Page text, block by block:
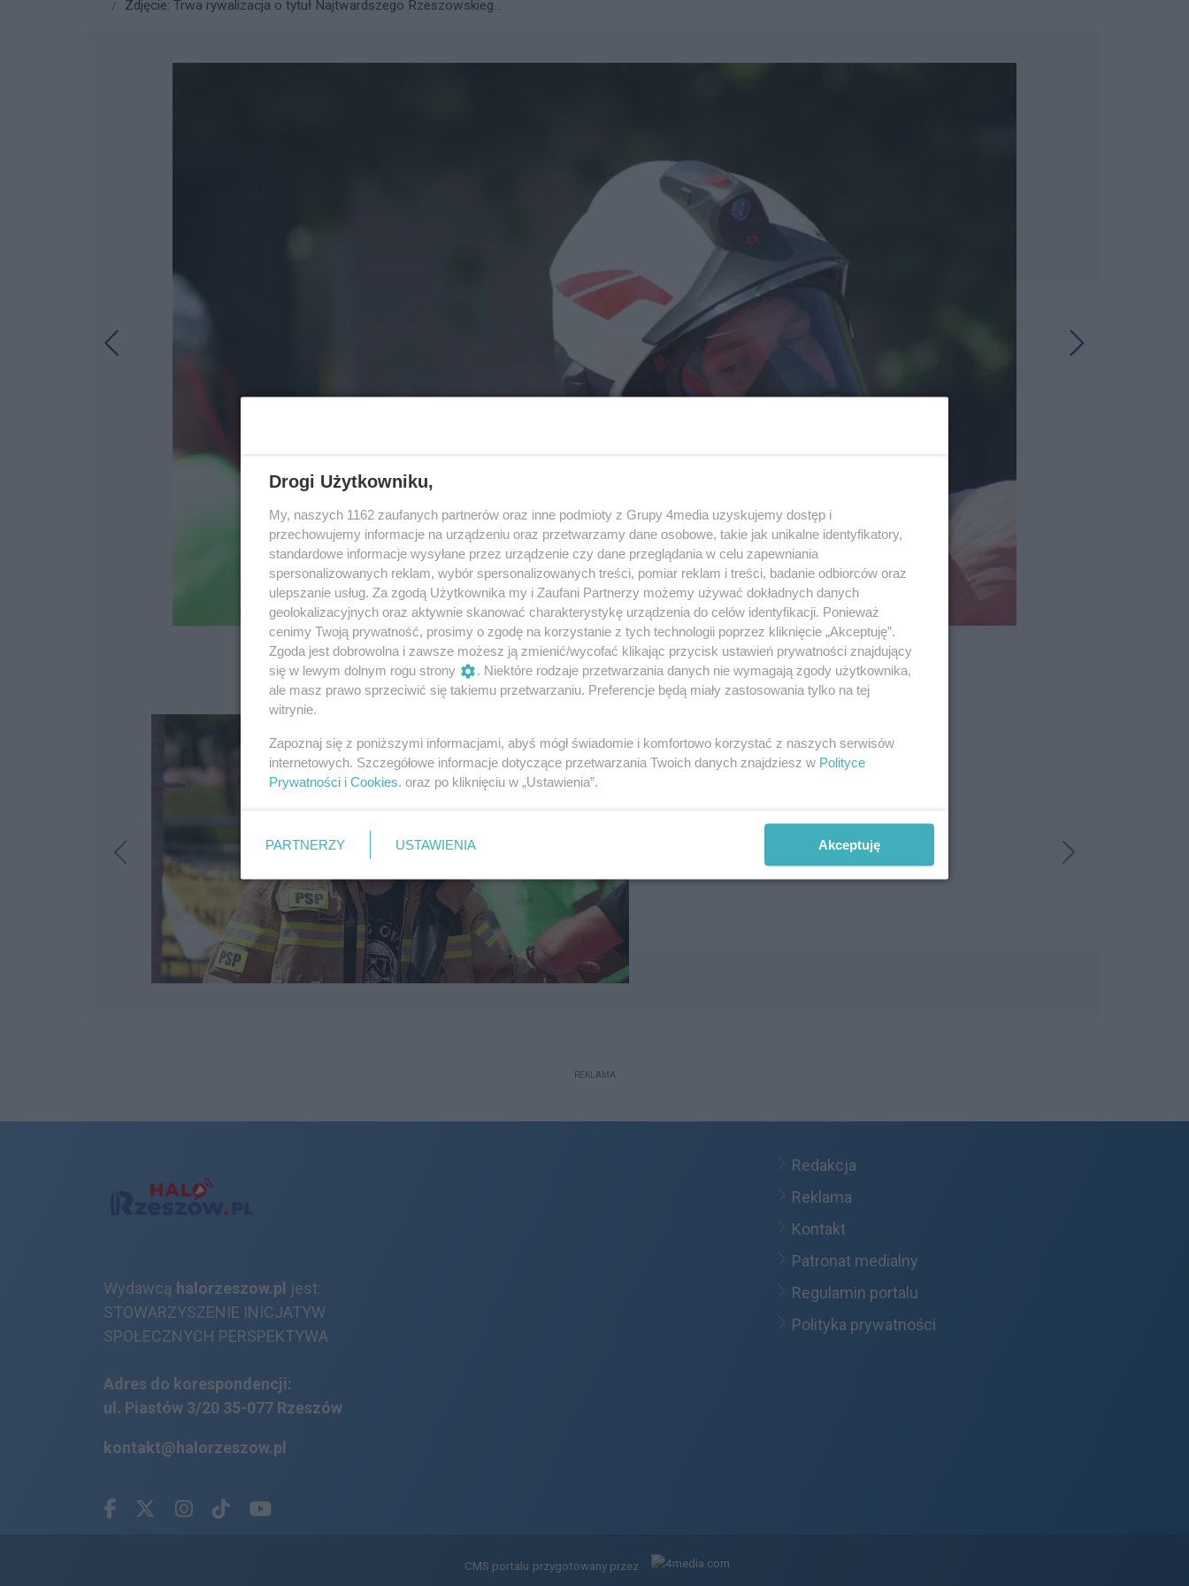
Zdjęcie: Trwa rywalizacja o tytuł Najtwardszego Rzeszowskieg...
47 / 120
REKLAMA
Wydawcą halorzeszow.pl jest:
STOWARZYSZENIE INICJATYW
SPOŁECZNYCH PERSPEKTYWA
Adres do korespondencji:
ul. Piastów 3/20 35-077 Rzeszów
kontakt@halorzeszow.pl
Redakcja
Reklama
Kontakt
Patronat medialny
Regulamin portalu
Polityka prywatności
Facebook.com
X.comInstagram.com
Tiktok.com
Youtube.com
CMS portalu przygotowany przez
Drogi Użytkowniku,
My, naszych 1162 zaufanych partnerów oraz inne podmioty z Grupy 4media uzyskujemy dostęp i
przechowujemy informacje na urządzeniu oraz przetwarzamy dane osobowe, takie jak unikalne identyfikatory,
standardowe informacje wysyłane przez urządzenie czy dane przeglądania w celu zapewniania
spersonalizowanych reklam, wybór spersonalizowanych treści, pomiar reklam i treści, badanie odbiorców oraz
ulepszanie usług. Za zgodą Użytkownika my i Zaufani Partnerzy możemy używać dokładnych danych
geolokalizacyjnych oraz aktywnie skanować charakterystykę urządzenia do celów identyfikacji. Ponieważ
cenimy Twoją prywatność, prosimy o zgodę na korzystanie z tych technologii poprzez kliknięcie „Akceptuję”.
Zgoda jest dobrowolna i zawsze możesz ją zmienić/wycofać klikając przycisk ustawień prywatności znajdujący
się w lewym dolnym rogu strony
. Niektóre rodzaje przetwarzania danych nie wymagają zgody użytkownika,
ale masz prawo sprzeciwić się takiemu przetwarzaniu. Preferencje będą miały zastosowania tylko na tej
witrynie.
Zapoznaj się z poniższymi informacjami, abyś mógł świadomie i komfortowo korzystać z naszych serwisów
internetowych. Szczegółowe informacje dotyczące przetwarzania Twoich danych znajdziesz w Polityce
Prywatności i Cookies. oraz po kliknięciu w „Ustawienia”.
PARTNERZY USTAWIENIA Akceptuję